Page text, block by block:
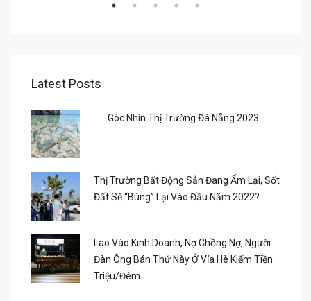
Latest Posts
Góc Nhìn Thị Trường Đà Nẵng 2023
Thị Trường Bất Động Sản Đang Ấm Lại, Sốt
Đất Sẽ “bùng” Lại Vào Đầu Năm 2022?
Lao Vào Kinh Doanh, Nợ Chồng Nợ, Người
Đàn Ông Bán Thứ Này Ở Vỉa Hè Kiếm Tiền
Triệu/đêm